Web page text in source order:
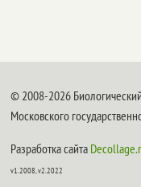
© 2008-2026
Московского
Разработка сайта
v1.2008, v2.2022